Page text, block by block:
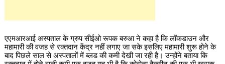
एएमआरआई अस्पताल के ग्रुप सीईओ रूपक बरुआ ने कहा है कि लॉकडाउन और
महामारी की वजह से रक्तदान केंद्र नहीं लगाए जा सके इसलिए महामारी शुरू होने के
बाद पिछले साल से अस्पतालों में ब्लड की कमी देखी जा रही है। उन्होंने बताया कि